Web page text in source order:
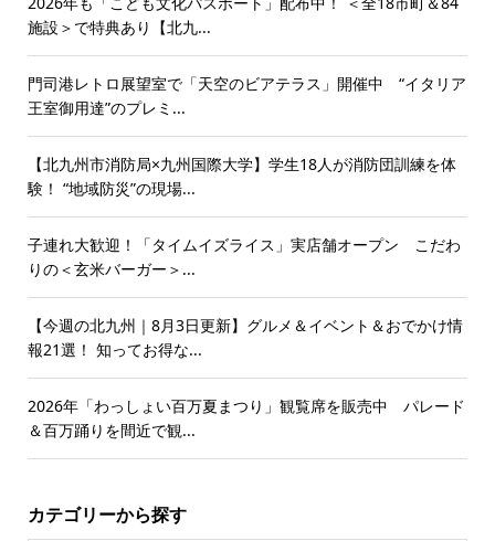
施設＞で特典あり【北九...
門司港レトロ展望室で「天空のビアテラス」開催中 “イタリア
王室御用達”のプレミ...
【北九州市消防局×九州国際大学】学生18人が消防団訓練を体
験！ “地域防災”の現場...
子連れ大歓迎！「タイムイズライス」実店舗オープン こだわ
りの＜玄米バーガー＞...
【今週の北九州｜8月3日更新】グルメ＆イベント＆おでかけ情
報21選！ 知ってお得な...
2026年「わっしょい百万夏まつり」観覧席を販売中 パレード
＆百万踊りを間近で観...
カテゴリーから探す